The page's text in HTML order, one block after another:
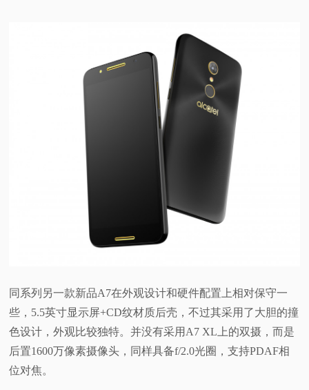
同系列另一款新品A7在外观设计和硬件配置上相对保守一
些，5.5英寸显示屏+CD纹材质后壳，不过其采用了大胆的撞
色设计，外观比较独特。并没有采用A7 XL上的双摄，而是
后置1600万像素摄像头，同样具备f/2.0光圈，支持PDAF相
位对焦。